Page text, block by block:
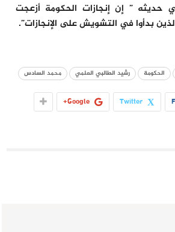
حديثه ” إن إنجازات الحكومة أزعجت
بدأوا في التشويش على الإنجازات”.
الحكومة رشيد الطالبي العلمي محمد السادس
Twitter
Google+